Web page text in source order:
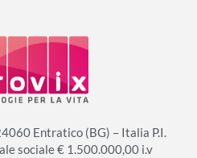
Entratico (BG) – Italia P.I.
sociale € 1.500.000,00 i.v